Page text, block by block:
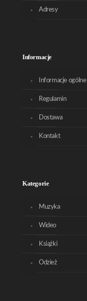
Adresy
Informacje
Informacje ogólne
Regulamin
Dostawa
Kontakt
Kategorie
Muzyka
Wideo
Książki
Odzież